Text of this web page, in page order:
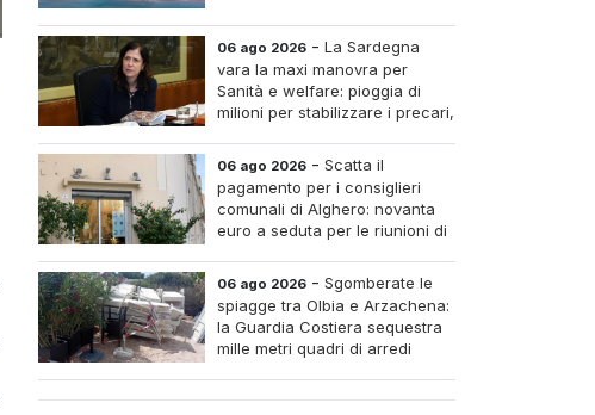
06 ago 2026 - La Sardegna
vara la maxi manovra per
Sanità e welfare: pioggia di
milioni per stabilizzare i precari,
centri e assumere infermieri fissi nelle case di riposo.
06 ago 2026 - Scatta il
pagamento per i consiglieri
comunali di Alghero: novanta
euro a seduta per le riunioni di
06 ago 2026 - Sgomberate le
spiagge tra Olbia e Arzachena:
la Guardia Costiera sequestra
mille metri quadri di arredi